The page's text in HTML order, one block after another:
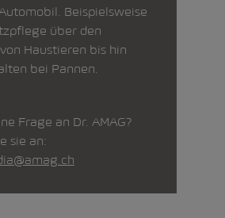
Beispielsweise
über den
Haustieren bis hin
bei Pannen.
Frage an Dr. AMAG?
sie an: